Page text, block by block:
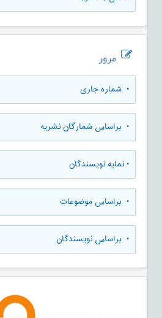
مرور
• شماره جاری
• براساس شمارگان نشریه
•نمایه نویسندگان
• براساس موضوعات
• براساس نویسندگان